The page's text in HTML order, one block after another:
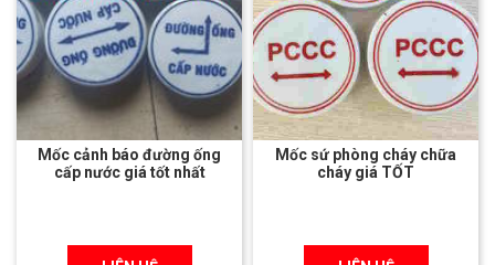
Mốc cảnh báo đường ống
cấp nước giá tốt nhất
Mốc sứ phòng cháy chữa
cháy giá TỐT